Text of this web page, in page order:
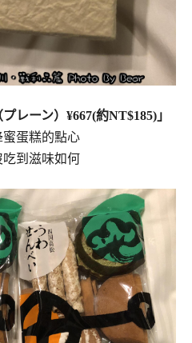
レーン）¥667(約NT$185)」
蛋糕的點心
到滋味如何